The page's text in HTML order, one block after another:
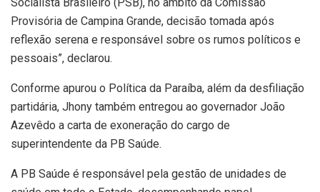
Provisória de Campina Grande, decisão tomada após
reflexão serena e responsável sobre os rumos políticos e
pessoais”, declarou.
Conforme apurou o Política da Paraíba, além da desfiliação
partidária, Jhony também entregou ao governador João
Azevêdo a carta de exoneração do cargo de
superintendente da PB Saúde.
A PB Saúde é responsável pela gestão de unidades de